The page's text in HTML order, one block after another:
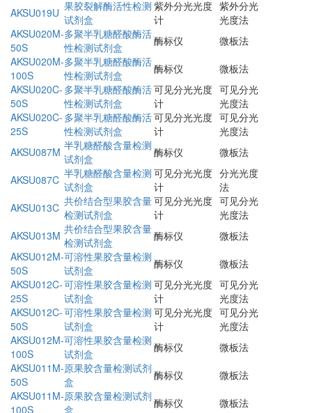
AKSU019U 果胶裂解酶活性检测
试剂盒
紫外分光光度
计
紫外分光
光度法
AKSU020M-
50S
多聚半乳糖醛酸酶活
性检测试剂盒
酶标仪
微板法
AKSU020M-
100S
多聚半乳糖醛酸酶活
性检测试剂盒
酶标仪
微板法
AKSU020C-
50S
多聚半乳糖醛酸酶活
性检测试剂盒
可见分光光度
计
可见分光
光度法
AKSU020C-
25S
多聚半乳糖醛酸酶活
性检测试剂盒
可见分光光度
计
可见分光
光度法
AKSU087M 半乳糖醛酸含量检测
试剂盒
酶标仪
微板法
AKSU087C 半乳糖醛酸含量检测
试剂盒
可见分光光度
计
分光光度
法
AKSU013C 共价结合型果胶含量
检测试剂盒
可见分光光度
计
可见分光
光度法
AKSU013M 共价结合型果胶含量
检测试剂盒
酶标仪
微板法
AKSU012M-
50S
可溶性果胶含量检测
试剂盒
酶标仪
微板法
AKSU012C-
25S
可溶性果胶含量检测
试剂盒
可见分光光度
计
可见分光
光度法
AKSU012C-
50S
可溶性果胶含量检测
试剂盒
可见分光光度
计
可见分光
光度法
AKSU012M-
100S
可溶性果胶含量检测
试剂盒
酶标仪
微板法
AKSU011M-
50S
原果胶含量检测试剂
盒
酶标仪
微板法
AKSU011M-
100S
原果胶含量检测试剂
盒
酶标仪
微板法